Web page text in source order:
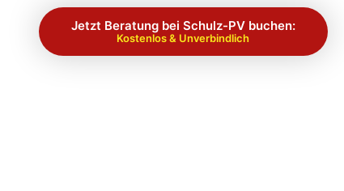
Jetzt Beratung bei Schulz-PV buchen:
Kostenlos & Unverbindlich